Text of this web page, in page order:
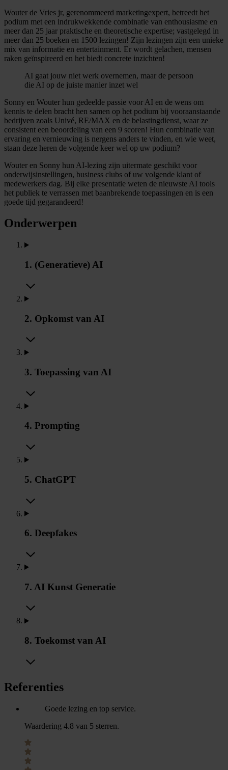
Wouter de Vries jr, gerenommeerd marketingexpert, betreedt het
podium met een indrukwekkende combinatie van enthousiasme en
meer dan 25 jaar praktische en theoretische expertise; vastgelegd in
meer dan 25 boeken en 1500 lezingen! Zijn lezingen zijn een unieke
mix van informatie en entertainment. Er wordt gelachen, mensen
raken geïnspireerd en het biedt concrete inzichten!
AI gaat jouw niet werk overnemen, maar de persoon
die AI op de juiste manier inzet wel
Sonny en Wouter hun gedeelde passie voor AI en de wens om
kennis te delen bracht hen samen op het podium bij vooraanstaande
bedrijven zoals Univé, RE/MAX en de belastingdienst, waar ze
consistent een beoordeling van een 9 scoren! Hun combinatie van
ervaring en vernieuwing is nergens anders te vinden, en wie weet,
staan deze heren de volgende keer wel op uw podium?
Wouter en Sonny hun AI-lezing zijn uitermate geschikt voor
onderwijsinstellingen, business clubs of uw volgende klant of
medewerkers dag. Bij elke presentatie weten de nieuwste AI tools
het publiek te verrassen met baanbrekende toepassingen en is een
goede tijd gegarandeerd!
Onderwerpen
1. (Generatieve) AI
2. Opkomst van AI
3. Toepassing van AI
4. Prompting
5. ChatGPT
6. Deepfakes
7. AI Kunst Generatie
8. Toekomst van AI
Referenties
Goede lezing en top service.
Waardering 4.8 van 5 sterren.